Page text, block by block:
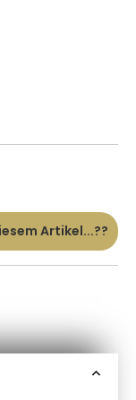
Artikel...??